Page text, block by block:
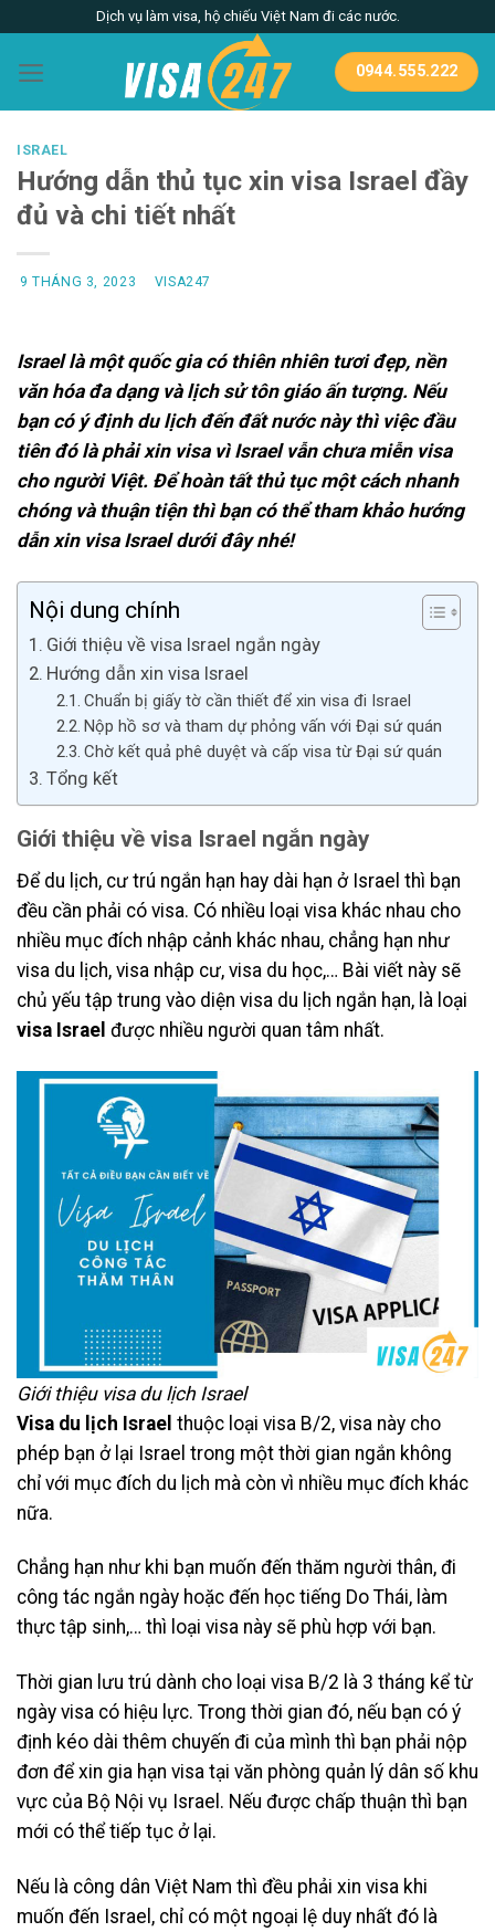
content
Dịch vụ làm visa, hộ chiếu Việt Nam đi các nước.
0944.555.222
ISRAEL
Hướng dẫn thủ tục xin visa Israel đầy
đủ và chi tiết nhất
9 THÁNG 3, 2023 VISA247
Israel là một quốc gia có thiên nhiên tươi đẹp, nền
văn hóa đa dạng và lịch sử tôn giáo ấn tượng. Nếu
bạn có ý định du lịch đến đất nước này thì việc đầu
tiên đó là phải xin visa vì Israel vẫn chưa miễn visa
cho người Việt. Để hoàn tất thủ tục một cách nhanh
chóng và thuận tiện thì bạn có thể tham khảo hướng
dẫn xin visa Israel dưới đây nhé!
Nội dung chính
Giới thiệu về visa Israel ngắn ngày
Hướng dẫn xin visa Israel
Chuẩn bị giấy tờ cần thiết để xin visa đi Israel
Nộp hồ sơ và tham dự phỏng vấn với Đại sứ quán
Chờ kết quả phê duyệt và cấp visa từ Đại sứ quán
Tổng kết
Giới thiệu về visa Israel ngắn ngày
Để du lịch, cư trú ngắn hạn hay dài hạn ở Israel thì bạn
đều cần phải có visa. Có nhiều loại visa khác nhau cho
nhiều mục đích nhập cảnh khác nhau, chẳng hạn như
visa du lịch, visa nhập cư, visa du học,… Bài viết này sẽ
chủ yếu tập trung vào diện visa du lịch ngắn hạn, là loại
visa Israel được nhiều người quan tâm nhất.
Giới thiệu visa du lịch Israel
Visa du lịch Israel thuộc loại visa B/2, visa này cho
phép bạn ở lại Israel trong một thời gian ngắn không
chỉ với mục đích du lịch mà còn vì nhiều mục đích khác
nữa.
Chẳng hạn như khi bạn muốn đến thăm người thân, đi
công tác ngắn ngày hoặc đến học tiếng Do Thái, làm
thực tập sinh,… thì loại visa này sẽ phù hợp với bạn.
Thời gian lưu trú dành cho loại visa B/2 là 3 tháng kể từ
ngày visa có hiệu lực. Trong thời gian đó, nếu bạn có ý
định kéo dài thêm chuyến đi của mình thì bạn phải nộp
đơn để xin gia hạn visa tại văn phòng quản lý dân số khu
vực của Bộ Nội vụ Israel. Nếu được chấp thuận thì bạn
mới có thể tiếp tục ở lại.
Nếu là công dân Việt Nam thì đều phải xin visa khi
muốn đến Israel, chỉ có một ngoại lệ duy nhất đó là